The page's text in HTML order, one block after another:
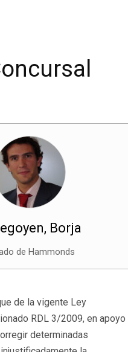
Borja
de Hammonds
de la vigente Ley
RDL 3/2009, en apoyo
determinadas